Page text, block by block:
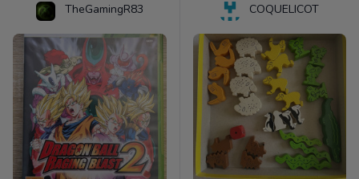
TheGamingR83 COQUELICOT